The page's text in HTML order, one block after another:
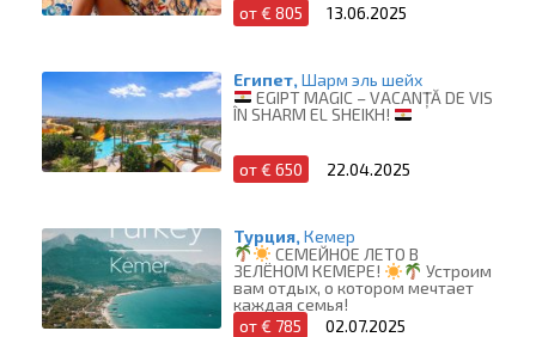
от € 805 13.06.2025
Египет, Шарм эль шейх
EGIPT MAGIC – VACANȚĂ DE VIS
ÎN SHARM EL SHEIKH!
от € 650 22.04.2025
Турция, Кемер
СЕМЕЙНОЕ ЛЕТО В
ЗЕЛЁНОМ КЕМЕРЕ!
Устроим
вам отдых, о котором мечтает
каждая семья!
от € 785
02.07.2025